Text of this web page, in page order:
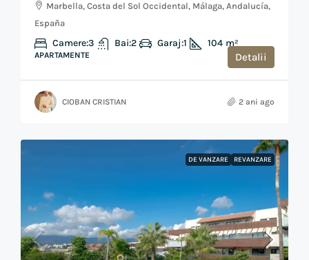
Marbella, Costa del Sol Occidental, Málaga, Andalucía,
España
Camere:3 Bai:2 Garaj:1 104 m²
APARTAMENTE Detalii
CIOBAN CRISTIAN 2 ani ago
DE VANZARE REVANZARE